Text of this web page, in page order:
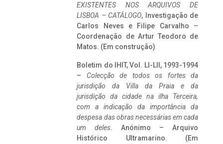
EXISTENTES NOS ARQUIVOS DE
LISBOA – CATÁLOGO, Investigação de
Carlos Neves e Filipe Carvalho –
Coordenação de Artur Teodoro de
Matos. (Em construção)
Boletim do IHIT, Vol. LI-LII, 1993-1994
– Colecção de todos os fortes da
jurisdição da Villa da Praia e da
jurisdição da cidade na ilha Terceira,
com a indicação da importância da
despesa das obras necessárias em cada
um deles. Anónimo – Arquivo
Histórico Ultramarino. (Em